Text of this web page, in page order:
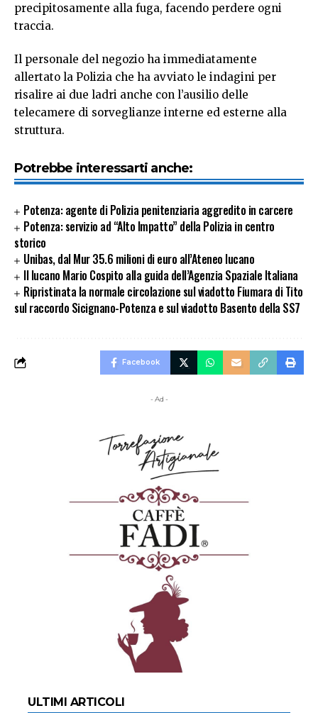
precipitosamente alla fuga, facendo perdere ogni
traccia.
Il personale del negozio ha immediatamente
allertato la Polizia che ha avviato le indagini per
risalire ai due ladri anche con l’ausilio delle
telecamere di sorveglianze interne ed esterne alla
struttura.
Potrebbe interessarti anche:
Potenza: agente di Polizia penitenziaria aggredito in carcere
Potenza: servizio ad “Alto Impatto” della Polizia in centro
storico
Unibas, dal Mur 35.6 milioni di euro all’Ateneo lucano
Il lucano Mario Cospito alla guida dell’Agenzia Spaziale Italiana
Ripristinata la normale circolazione sul viadotto Fiumara di Tito
sul raccordo Sicignano-Potenza e sul viadotto Basento della SS7
Facebook
- Ad -
ULTIMI ARTICOLI